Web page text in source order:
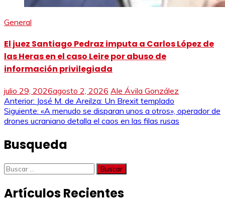
General
El juez Santiago Pedraz imputa a Carlos López de
las Heras en el caso Leire por abuso de
información privilegiada
julio 29, 2026agosto 2, 2026 Ale Ávila González
Navegación
de
entradas
Anterior: José M. de Areilza: Un Brexit templado
Siguiente: «A menudo se disparan unos a otros», operador de
drones ucraniano detalla el caos en las filas rusas
Busqueda
Buscar:
Artículos Recientes